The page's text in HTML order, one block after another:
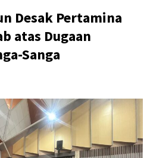
Desak Pertamina
atas Dugaan
Sanga